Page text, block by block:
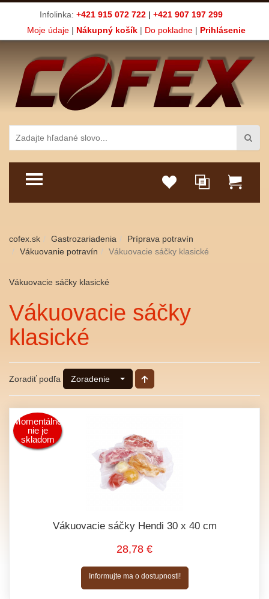
Infolinka: +421 915 072 722 | +421 907 197 299
Moje údaje| Nákupný košík| Do pokladne| Prihlásenie
TOGGLE MENU
cofex.sk Gastrozariadenia
Príprava potravín
Vákuovanie potravín
Vákuovacie sáčky klasické
Vákuovacie sáčky klasické
Vákuovacie sáčky
klasické
Zoradiť podľa Zoradenie
Momentálne
nie je
skladom
Vákuovacie sáčky Hendi 30 x 40 cm
28,78 €
Informujte ma o dostupnosti!